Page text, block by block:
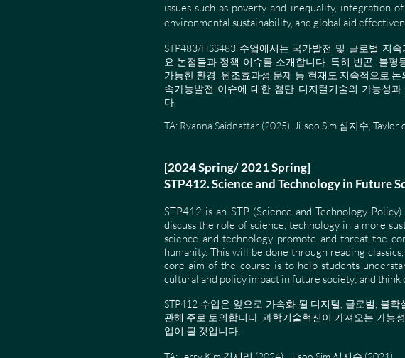
issues such as poverty and inequality, integration
environmental sustainability, and global aid
STP483/HSS483 수업에서는 국가발전 및 글로벌 지속
요 논점들과 정책 이슈를 소개합니다. 특히 빈곤, 불평
가능한 환경, 원조효과성 문제 등 현재도 지속적으로 논
속가능발전 이슈에 대한 첨단 디지털기술의 가능성과
다.
TA: Ryanna Saidnattar (2025), Ji-soo Sim 심지수, Taylor
[2024 Spring/ 2021 Spring]
STP412. Science and Technology in Future
STP412 is an STP (Science and Technology
discuss the role of science, technology in a more
science and technology promote and threat the
humanity. This will be done through reading
core aim of the course is to help students
cultural and policy impact in future society; and
STP412 수업은 앞으로 가속화 될 디지털, 글로벌, 불
관해 주로 토의합니다. 과학기술혁신이 가져오는 가능
업이 될 것입니다.